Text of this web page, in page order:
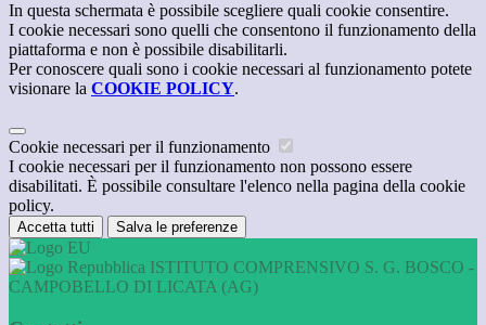
In questa schermata è possibile scegliere quali cookie consentire.
I cookie necessari sono quelli che consentono il funzionamento della
piattaforma e non è possibile disabilitarli.
Per conoscere quali sono i cookie necessari al funzionamento potete
visionare la COOKIE POLICY.
Cookie necessari per il funzionamento
I cookie necessari per il funzionamento non possono essere
disabilitati. È possibile consultare l'elenco nella pagina della cookie
policy.
Accetta tutti Salva le preferenze
ISTITUTO COMPRENSIVO S. G. BOSCO -
CAMPOBELLO DI LICATA (AG)